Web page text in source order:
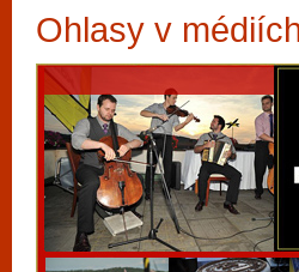
Ohlasy v
Mimo jiné je ale také